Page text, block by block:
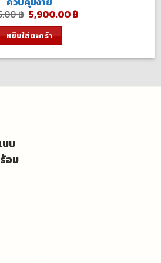
฿ Original
price
was:
7,375.00 ฿.
5,900.00฿Current
หยิบใส่ตะกร้า
บบ
อม